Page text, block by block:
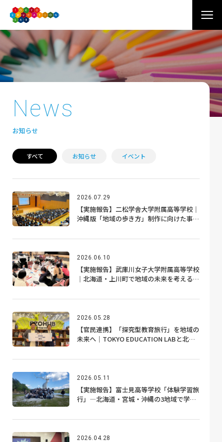
News
お知らせ
すべて お知らせ イベント
2026.07.29
【実施報告】二松学舎大学附属高等学校｜
沖縄版「地域の歩き方」制作に向けた事前
2026.06.10
【実施報告】武庫川女子大学附属高等学校
｜北海道・上川町で地域の未来を考える探
2026.05.28
【官民連携】「探究型教育旅行」を地域の
未来へ｜TOKYO EDUCATION LABと北海
2026.05.11
【実施報告】富士見高等学校「体験学習旅
行」―北海道・宮城・沖縄の3地域で学ぶ4
2026.04.28